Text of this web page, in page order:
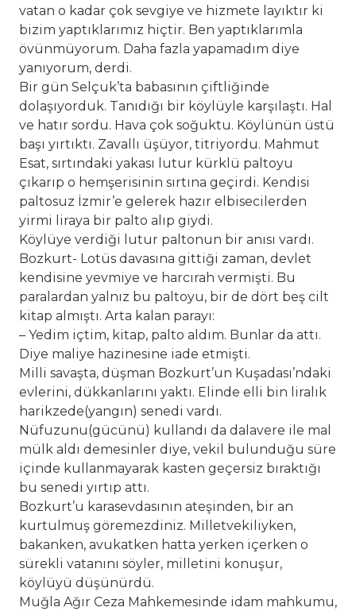
vatan o kadar çok sevgiye ve hizmete layıktır ki
bizim yaptıklarımız hiçtir. Ben yaptıklarımla
övünmüyorum. Daha fazla yapamadım diye
yanıyorum, derdi.
Bir gün Selçuk’ta babasının çiftliğinde
dolaşıyorduk. Tanıdığı bir köylüyle karşılaştı. Hal
ve hatır sordu. Hava çok soğuktu. Köylünün üstü
başı yırtıktı. Zavallı üşüyor, titriyordu. Mahmut
Esat, sırtındaki yakası lutur kürklü paltoyu
çıkarıp o hemşerisinin sırtına geçirdi. Kendisi
paltosuz İzmir’e gelerek hazır elbisecilerden
yirmi liraya bir palto alıp giydi.
Köylüye verdiği lutur paltonun bir anısı vardı.
Bozkurt- Lotüs davasına gittiği zaman, devlet
kendisine yevmiye ve harcırah vermişti. Bu
paralardan yalnız bu paltoyu, bir de dört beş cilt
kitap almıştı. Arta kalan parayı:
– Yedim içtim, kitap, palto aldım. Bunlar da attı.
Diye maliye hazinesine iade etmişti.
Milli savaşta, düşman Bozkurt’un Kuşadası’ndaki
evlerini, dükkanlarını yaktı. Elinde elli bin liralık
harikzede(yangın) senedi vardı.
Nüfuzunu(gücünü) kullandı da dalavere ile mal
mülk aldı demesinler diye, vekil bulunduğu süre
içinde kullanmayarak kasten geçersiz bıraktığı
bu senedi yırtıp attı.
Bozkurt’u karasevdasının ateşinden, bir an
kurtulmuş göremezdiniz. Milletvekiliyken,
bakanken, avukatken hatta yerken içerken o
sürekli vatanını söyler, milletini konuşur,
köylüyü düşünürdü.
Muğla Ağır Ceza Mahkemesinde idam mahkumu,